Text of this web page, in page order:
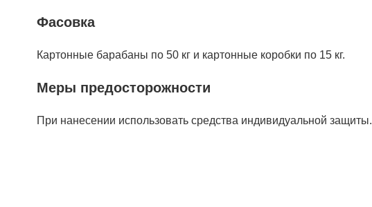
Фасовка
Картонные барабаны по 50 кг и картонные коробки по 15 кг.
Меры предосторожности
При нанесении использовать средства индивидуальной защиты.